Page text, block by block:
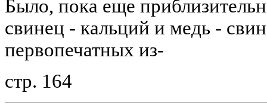
Было, пока еще
свинец - кальций и медь -
первопечатных из-
стр. 164